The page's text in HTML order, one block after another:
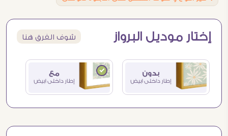
إختار موديل البرواز شوف الفرق هنا